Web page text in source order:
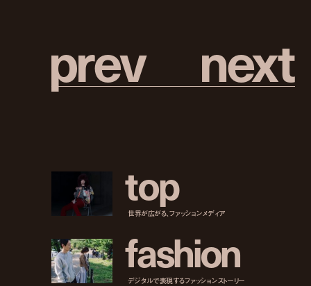
prev next
top
世界が広がる、ファッションメディア
fashion
デジタルで表現するファッションストーリー